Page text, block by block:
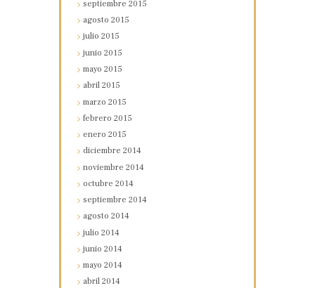
septiembre2015
agosto2015
julio2015
junio2015
mayo2015
abril2015
marzo2015
febrero2015
enero2015
diciembre2014
noviembre2014
octubre2014
septiembre2014
agosto2014
julio2014
junio2014
mayo2014
abril2014